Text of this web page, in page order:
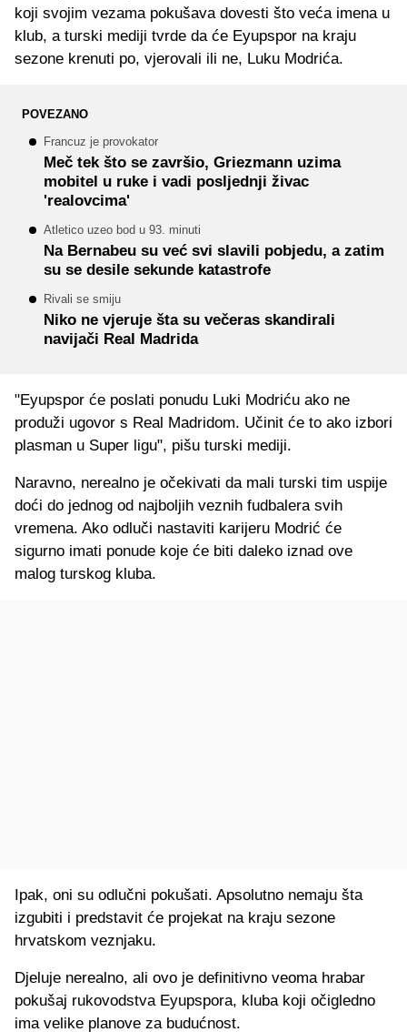
koji svojim vezama pokušava dovesti što veća imena u
klub, a turski mediji tvrde da će Eyupspor na kraju
sezone krenuti po, vjerovali ili ne, Luku Modrića.
POVEZANO
Francuz je provokator
Meč tek što se završio, Griezmann uzima
mobitel u ruke i vadi posljednji živac
'realovcima'
Atletico uzeo bod u 93. minuti
Na Bernabeu su već svi slavili pobjedu, a zatim
su se desile sekunde katastrofe
Rivali se smiju
Niko ne vjeruje šta su večeras skandirali
navijači Real Madrida
"Eyupspor će poslati ponudu Luki Modriću ako ne
produži ugovor s Real Madridom. Učinit će to ako izbori
plasman u Super ligu", pišu turski mediji.
Naravno, nerealno je očekivati da mali turski tim uspije
doći do jednog od najboljih veznih fudbalera svih
vremena. Ako odluči nastaviti karijeru Modrić će
sigurno imati ponude koje će biti daleko iznad ove
malog turskog kluba.
Ipak, oni su odlučni pokušati. Apsolutno nemaju šta
izgubiti i predstavit će projekat na kraju sezone
hrvatskom veznjaku.
Djeluje nerealno, ali ovo je definitivno veoma hrabar
pokušaj rukovodstva Eyupspora, kluba koji očigledno
ima velike planove za budućnost.